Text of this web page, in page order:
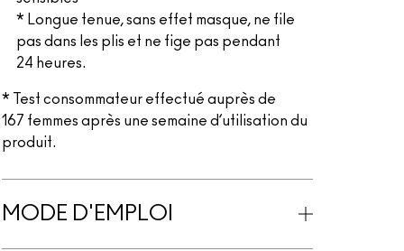
* Longue tenue, sans effet masque, ne file
pas dans les plis et ne fige pas pendant
24 heures.
* Test consommateur effectué auprès de
167 femmes après une semaine d’utilisation du
produit.
MODE D'EMPLOI